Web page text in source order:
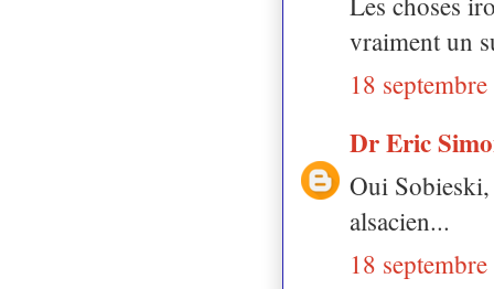
vraiment un
18
Dr Eric
Oui Sobieski,
alsacien...
18